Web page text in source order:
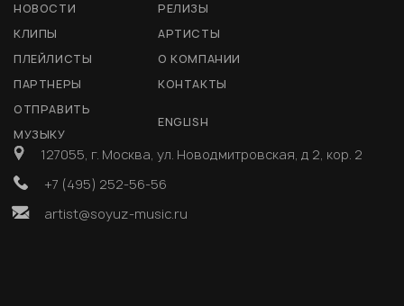
НОВОСТИ
РЕЛИЗЫ
КЛИПЫ
АРТИСТЫ
ПЛЕЙЛИСТЫ
О КОМПАНИИ
ПАРТНЕРЫ
КОНТАКТЫ
ОТПРАВИТЬ
МУЗЫКУ
ENGLISH
127055, г. Москва, ул. Новодмитровская, д 2, кор. 2
+7 (495) 252-56-56
artist@soyuz-music.ru